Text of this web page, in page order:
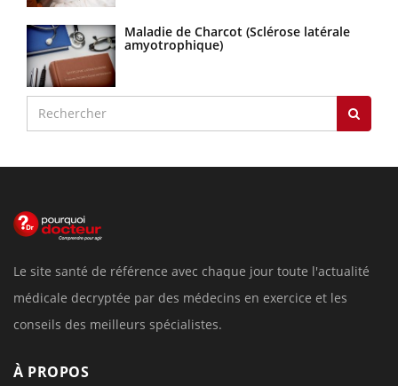
Maladie de Charcot (Sclérose latérale
amyotrophique)
Le site santé de référence avec chaque jour toute l'actualité
médicale decryptée par des médecins en exercice et les
conseils des meilleurs spécialistes.
À PROPOS